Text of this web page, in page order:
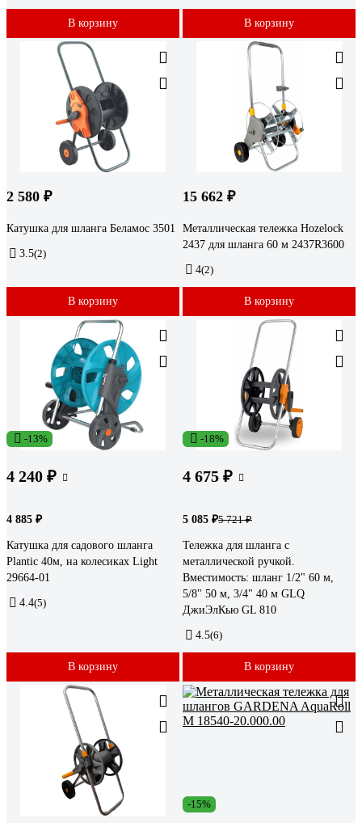
В корзину В корзину
2 580 ₽
Катушка для шланга Беламос 3501
3.5(2)
В корзину
15 662 ₽
Металлическая тележка Hozelock
2437 для шланга 60 м 2437R3600
4(2)
В корзину
-13%
4 240 ₽
4 885 ₽
Катушка для садового шланга
Plantic 40м, на колесиках Light
29664-01
4.4(5)
В корзину
-18%
4 675 ₽
5 085 ₽5 721 ₽
Тележка для шланга с
металлической ручкой.
Вместимость: шланг 1/2" 60 м,
5/8" 50 м, 3/4" 40 м GLQ
ДжиЭлКью GL 810
4.5(6)
В корзину
-15%